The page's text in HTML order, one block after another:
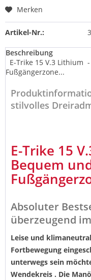
Merken
Artikel-Nr.:
Beschreibung
E-Trike 15 V.3 Lithium
Fußgängerzone...
stilvolles
E-Trike 15
Bequem
Absoluter
überzeugend
Leise und
Fortbewegung
unterwegs sein
Wendekreis . Die